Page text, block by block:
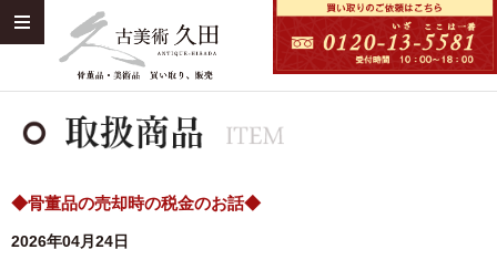
◆骨董品の売却時の税金のお話◆
2026年04月24日